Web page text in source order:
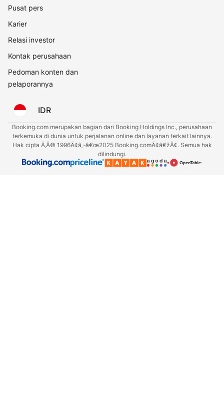
Pusat pers
Karier
Relasi investor
Kontak perusahaan
Pedoman konten dan
pelaporannya
IDR
Booking.com merupakan bagian dari Booking Holdings Inc., perusahaan
terkemuka di dunia untuk perjalanan online dan layanan terkait lainnya.
Hak cipta Ã‚Â© 1996Ã¢â‚¬â€œ2025 Booking.comÃ¢â€žÂ¢. Semua hak
dilindungi.